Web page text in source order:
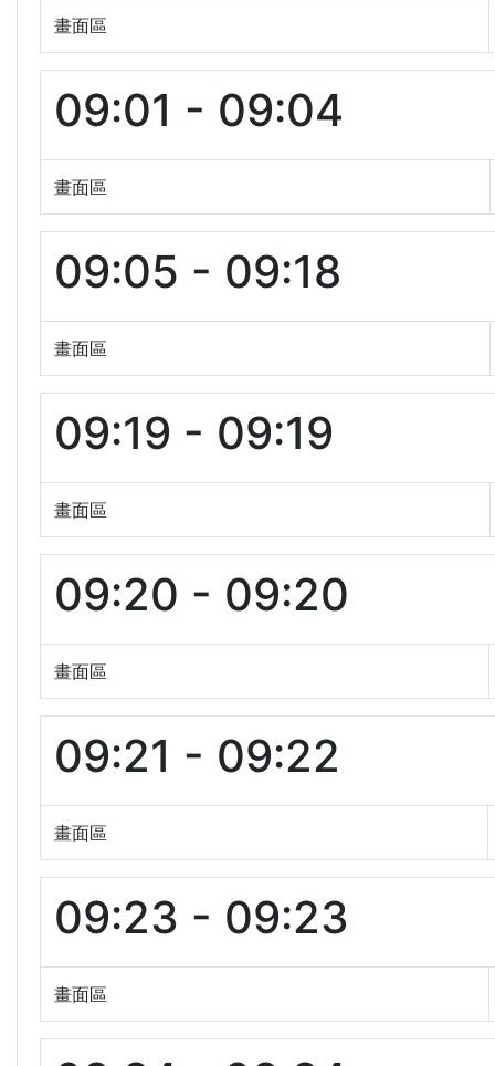
畫面區
09:01 - 09:04
畫面區
09:05 - 09:18
畫面區
09:19 - 09:19
畫面區
09:20 - 09:20
畫面區
09:21 - 09:22
畫面區
09:23 - 09:23
畫面區